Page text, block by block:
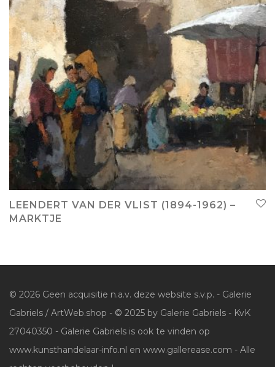
LEENDERT VAN DER VLIST (1894-1962) –
MARKTJE
© 2026 Geen acquisitie n.a.v. deze website s.v.p. - Galerie
Gabriels / ArtWeb.shop - © 2025 by Galerie Gabriels - KvK
27040350 - Galerie Gabriels is ook te vinden op
www.kunsthandelaar-info.nl en www.gallerease.com - Alle